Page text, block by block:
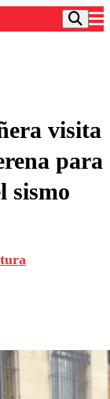
visita
para
sismo